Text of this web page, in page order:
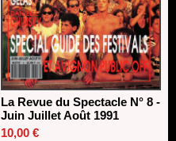
La Revue du Spectacle N° 8 -
Juin Juillet Août 1991
10,00 €